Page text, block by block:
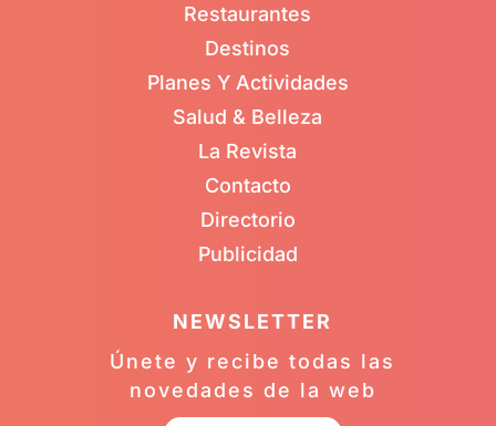
Restaurantes
Destinos
Planes Y Actividades
Salud & Belleza
La Revista
Contacto
Directorio
Publicidad
NEWSLETTER
Únete y recibe todas las
novedades de la web